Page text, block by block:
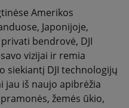
Amerikos
Japonijoje,
bendrovė, DJI
vizijai ir remia
siekiantį DJI technologijų
jau iš naujo apibrėžia
žemės ūkio,